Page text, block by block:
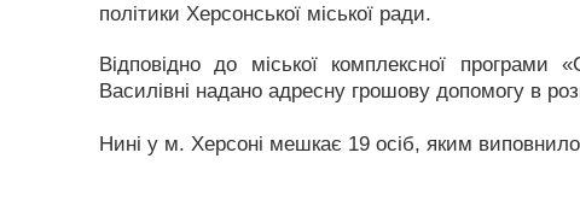
політики Херсонської міської ради.
Відповідно до міської комплексної програми
Василівні надано адресну грошову допомогу в
Нині у м. Херсоні мешкає 19 осіб, яким